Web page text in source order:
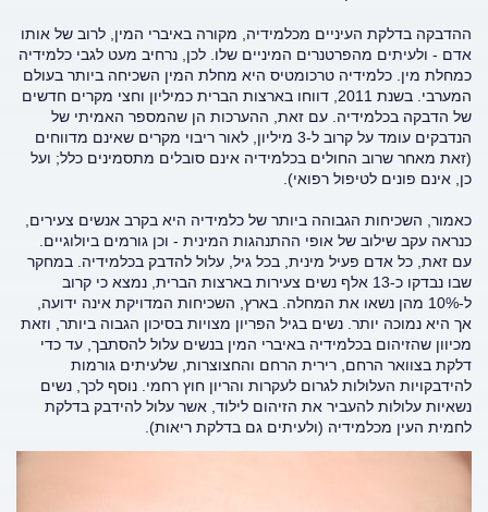
ההדבקה בדלקת העיניים מכלמידיה, מקורה באיברי המין, לרוב של אותו
אדם - ולעיתים מהפרטנרים המיניים שלו. לכן, נרחיב מעט לגבי כלמידיה
כמחלת מין. כלמידיה טרכומטיס היא מחלת המין השכיחה ביותר בעולם
המערבי. בשנת 2011, דווחו בארצות הברית כמיליון וחצי מקרים חדשים
של הדבקה בכלמידיה. עם זאת, ההערכות הן שהמספר האמיתי של
הנדבקים עומד על קרוב ל-3 מיליון, לאור ריבוי מקרים שאינם מדווחים
(זאת מאחר שרוב החולים בכלמידיה אינם סובלים מתסמינים כלל; ועל
כן, אינם פונים לטיפול רפואי).
כאמור, השכיחות הגבוהה ביותר של כלמידיה היא בקרב אנשים צעירים,
כנראה עקב שילוב של אופי ההתנהגות המינית - וכן גורמים ביולוגיים.
עם זאת, כל אדם פעיל מינית, בכל גיל, עלול להדבק בכלמידיה. במחקר
שבו נבדקו כ-13 אלף נשים צעירות בארצות הברית, נמצא כי קרוב
ל-10% מהן נשאו את המחלה. בארץ, השכיחות המדויקת אינה ידועה,
אך היא נמוכה יותר. נשים בגיל הפריון מצויות בסיכון הגבוה ביותר, וזאת
מכיוון שהזיהום בכלמידיה באיברי המין בנשים עלול להסתבך, עד כדי
דלקת בצוואר הרחם, רירית הרחם והחצוצרות, שלעיתים גורמות
להידבקויות העלולות לגרום לעקרות והריון חוץ רחמי. נוסף לכך, נשים
נשאיות עלולות להעביר את הזיהום לילוד, אשר עלול להידבק בדלקת
לחמית העין מכלמידיה (ולעיתים גם בדלקת ריאות).